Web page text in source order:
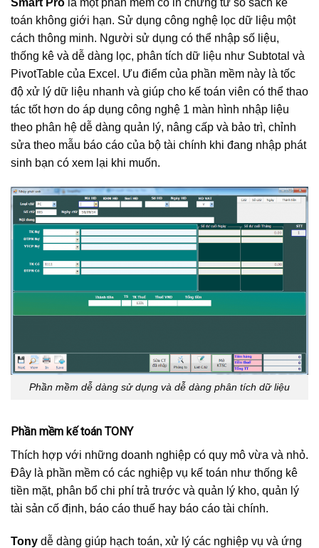
Smart Pro là một phần mềm có in chứng từ sổ sách kế
toán không giới hạn. Sử dụng công nghệ lọc dữ liệu một
cách thông minh. Người sử dụng có thể nhập số liệu,
thống kê và dễ dàng lọc, phân tích dữ liệu như Subtotal và
PivotTable của Excel. Ưu điểm của phần mềm này là tốc
độ xử lý dữ liệu nhanh và giúp cho kế toán viên có thể thao
tác tốt hơn do áp dụng công nghệ 1 màn hình nhập liệu
theo phân hệ dễ dàng quản lý, nâng cấp và bảo trì, chỉnh
sửa theo mẫu báo cáo của bộ tài chính khi đang nhập phát
sinh bạn có xem lại khi muốn.
Phần mềm dễ dàng sử dụng và dễ dàng phân tích dữ liệu
Phần mềm kế toán TONY
Thích hợp với những doanh nghiệp có quy mô vừa và nhỏ.
Đây là phần mềm có các nghiệp vụ kế toán như thống kê
tiền mặt, phân bổ chi phí trả trước và quản lý kho, quản lý
tài sản cố định, báo cáo thuế hay báo cáo tài chính.
Tony dễ dàng giúp hạch toán, xử lý các nghiệp vụ và ứng